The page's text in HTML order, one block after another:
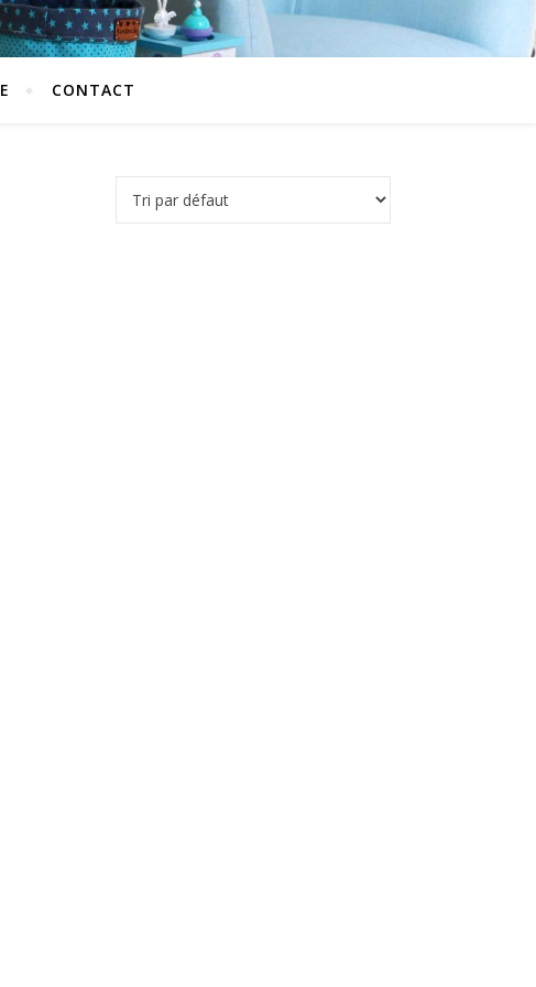
CONTACT
la page du produit
168,00
variations. Les options peuvent être choisies sur la page du